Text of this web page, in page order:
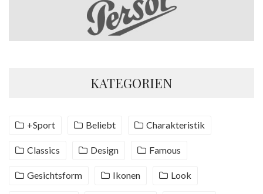
KATEGORIEN
+Sport Beliebt Charakteristik
Classics Design Famous
Gesichtsform Ikonen Look